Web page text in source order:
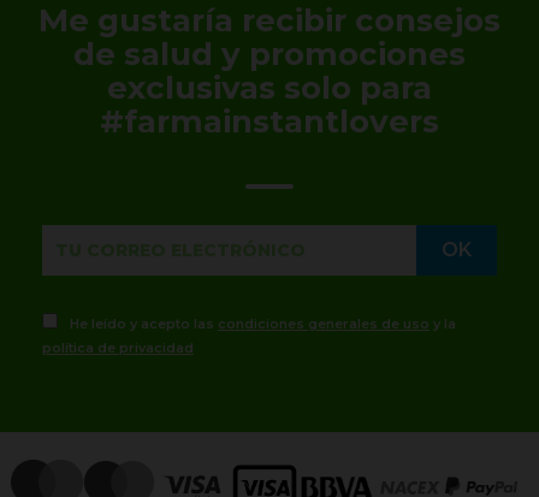
Me gustaría recibir consejos
de salud y promociones
exclusivas solo para
#farmainstantlovers
He leído y acepto las condiciones generales de uso y la
política de privacidad